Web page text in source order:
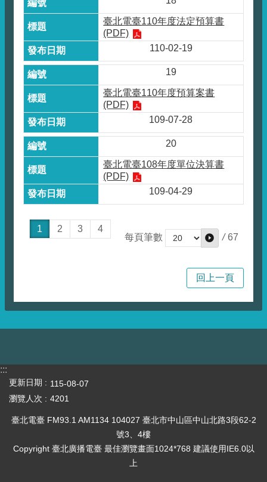
臺北電臺110年度法定預算書
(PDF)
110-02-19
19
臺北電臺110年度預算案書
(PDF)
109-07-28
20
臺北電臺108年度單位決算書
(PDF)
109-04-29
1 2 3
4
每頁筆數
/ 67
回上一頁
:::
更新日期
115-08-07
瀏覽人次
4201
臺北電臺 FM93.1 AM1134 104027 臺北市中山區中山北路3段62-2
號3、4樓
Copyright 臺北廣播電臺 最佳瀏覽畫面1024*768 建議使用IE6.0以
上